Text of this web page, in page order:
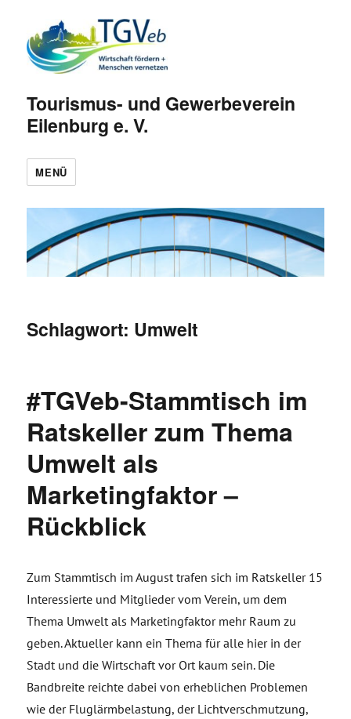
Tourismus- und Gewerbeverein
Eilenburg e. V.
MENÜ
Schlagwort: Umwelt
#TGVeb-Stammtisch im
Ratskeller zum Thema
Umwelt als
Marketingfaktor –
Rückblick
Zum Stammtisch im August trafen sich im Ratskeller 15
Interessierte und Mitglieder vom Verein, um dem
Thema Umwelt als Marketingfaktor mehr Raum zu
geben. Aktueller kann ein Thema für alle hier in der
Stadt und die Wirtschaft vor Ort kaum sein. Die
Bandbreite reichte dabei von erheblichen Problemen
wie der Fluglärmbelastung, der Lichtverschmutzung,